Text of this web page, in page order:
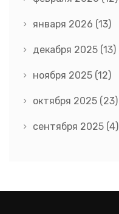
января 2026 (13)
декабря 2025 (13)
ноября 2025 (12)
октября 2025 (23)
сентября 2025 (4)